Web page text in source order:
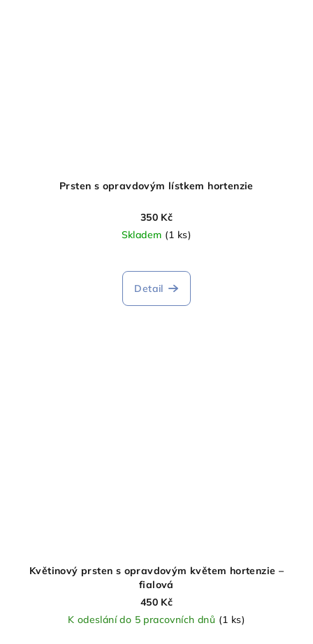
Prsten s opravdovým lístkem hortenzie
350 Kč
Skladem (1 ks)
Detail
Květinový prsten s opravdovým květem hortenzie –
fialová
450 Kč
K odeslání do 5 pracovních dnů (1 ks)